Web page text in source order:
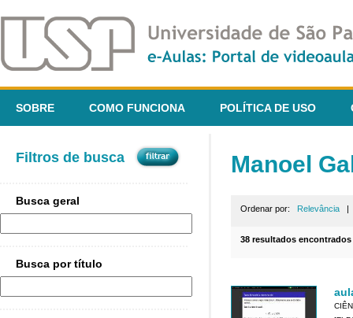
SOBRE COMO FUNCIONA POLÍTICA DE USO
Filtros de busca
Busca geral
Busca por título
Manoel
Ordenar por: Relevância
38 resultados encontrados